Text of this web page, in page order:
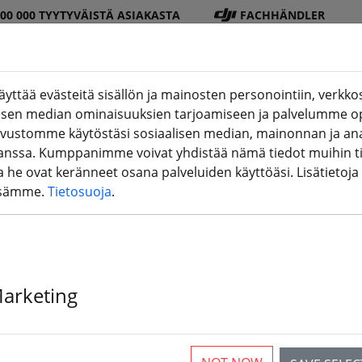
000 TYYTYVÄISTÄ ASIAKASTA FACHHÄNDLER
DJI
Shop
Paristo
t
Potkur
i
Tarvikkee
t
3D-
tulostus
Horus, X12S, X10S
evästeitä sisällön ja mainosten personointiin,
median ominaisuuksien tarjoamiseen ja palvelumme
käytöstäsi sosiaalisen median, mainonnan ja
Kumppanimme voivat yhdistää nämä tiedot muihin
ovat keränneet osana palveluiden käyttöäsi. Lisätietoja
Tietosuoja.